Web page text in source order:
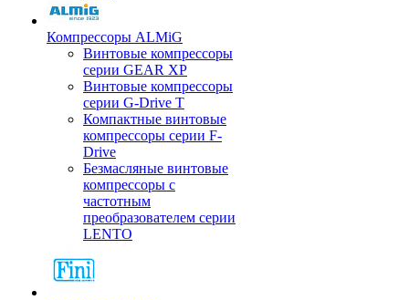
Компрессоры ALMiG
Винтовые компрессоры
серии GEAR XP
Винтовые компрессоры
серии G-Drive T
Компактные винтовые
компрессоры серии F-
Drive
Безмасляные винтовые
компрессоры с
частотным
преобразователем серии
LENTO